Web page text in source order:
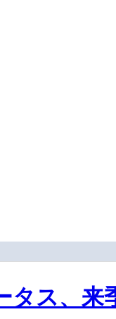
タス、来